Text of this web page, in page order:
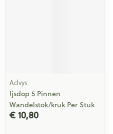
Advys
Ijsdop 5 Pinnen
Wandelstok/kruk Per Stuk
€ 10,80